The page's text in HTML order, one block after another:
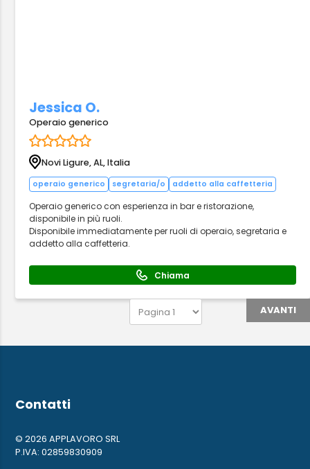
Jessica O.
Operaio generico
Novi Ligure, AL, Italia
operaio generico segretaria/o addetto alla caffetteria
Operaio generico con esperienza in bar e ristorazione,
disponibile in più ruoli.
Disponibile immediatamente per ruoli di operaio, segretaria e
addetto alla caffetteria.
Chiama
AVANTI
Contatti
© 2026 APPLAVORO SRL
P.IVA: 02859830909